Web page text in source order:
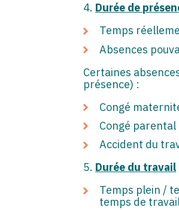
4. Durée de
Temps
Absences
Certaines
présence) :
Congé
Congé parental
Accident du
5. Durée du travail
Temps plein /
temps de